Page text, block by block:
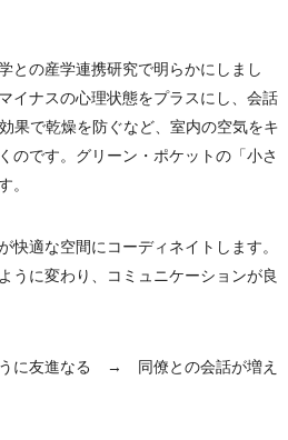
との産学連携研究で明らかにしまし
イナスの心理状態をプラスにし、会話
果で乾燥を防ぐなど、室内の空気をキ
のです。グリーン・ポケットの「小さ
。
適な空間にコーディネイトします。
うに変わり、コミュニケーションが良
に友進なる → 同僚との会話が増え